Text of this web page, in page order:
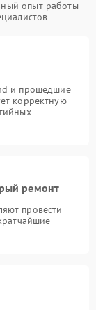
опыт работы
и прошедшие
корректную
ремонт
провести